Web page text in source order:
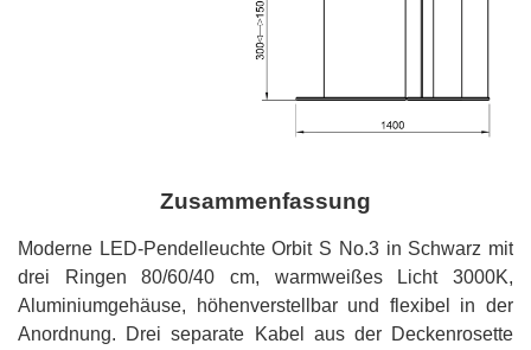
Zusammenfassung
Moderne LED-Pendelleuchte Orbit S No.3 in Schwarz mit
drei Ringen 80/60/40 cm, warmweißes Licht 3000K,
Aluminiumgehäuse, höhenverstellbar und flexibel in der
Anordnung. Drei separate Kabel aus der Deckenrosette